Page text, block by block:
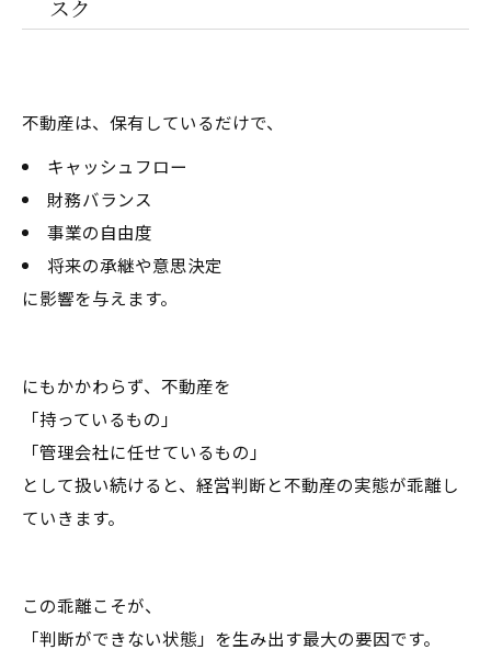
スク
不動産は、保有しているだけで、
キャッシュフロー
財務バランス
事業の自由度
将来の承継や意思決定
に影響を与えます。
にもかかわらず、不動産を
「持っているもの」
「管理会社に任せているもの」
として扱い続けると、経営判断と不動産の実態が乖離し
ていきます。
この乖離こそが、
「判断ができない状態」を生み出す最大の要因です。